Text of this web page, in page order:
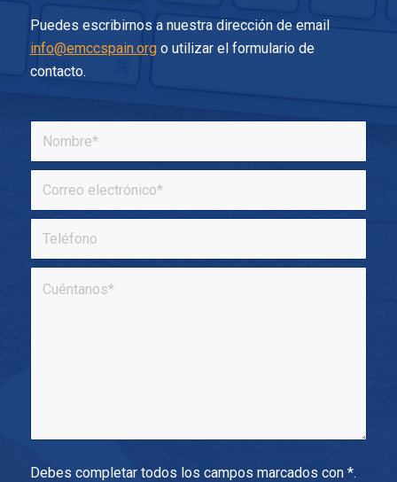
Puedes escribirnos a nuestra dirección de email
info@emccspain.orgo utilizar el formulario de
contacto.
Debes completar todos los campos marcados con *.